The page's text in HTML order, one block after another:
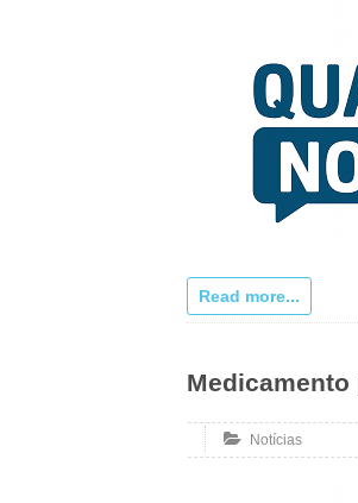
Read more...
Notícias